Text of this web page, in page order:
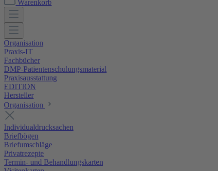
Warenkorb
Organisation
Praxis-IT
Fachbücher
DMP-Patientenschulungsmaterial
Praxisausstattung
EDITION
Hersteller
Organisation
Individualdrucksachen
Briefbögen
Briefumschläge
Privatrezepte
Termin- und Behandlungskarten